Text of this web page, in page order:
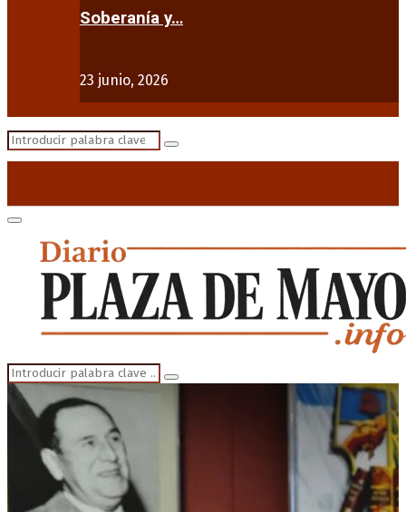
Soberanía y…
23 junio, 2026
Search
Search
Primary
Menu
Search
for:
Search